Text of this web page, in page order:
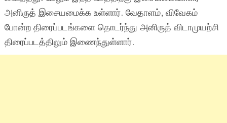
அனிருத் இசையமைக்க உள்ளார். வேதாளம், விவேகம்
போன்ற திரைப்படங்களை தொடர்ந்து அனிருத் விடாமுயற்சி
திரைப்படத்திலும் இணைந்துள்ளார்.